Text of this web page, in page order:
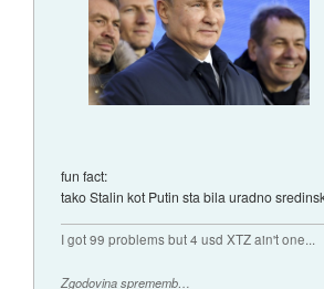
fun fact:
tako Stalin kot Putin sta bila uradno
I got 99 problems but 4 usd XTZ ain't one...
Zgodovina sprememb…